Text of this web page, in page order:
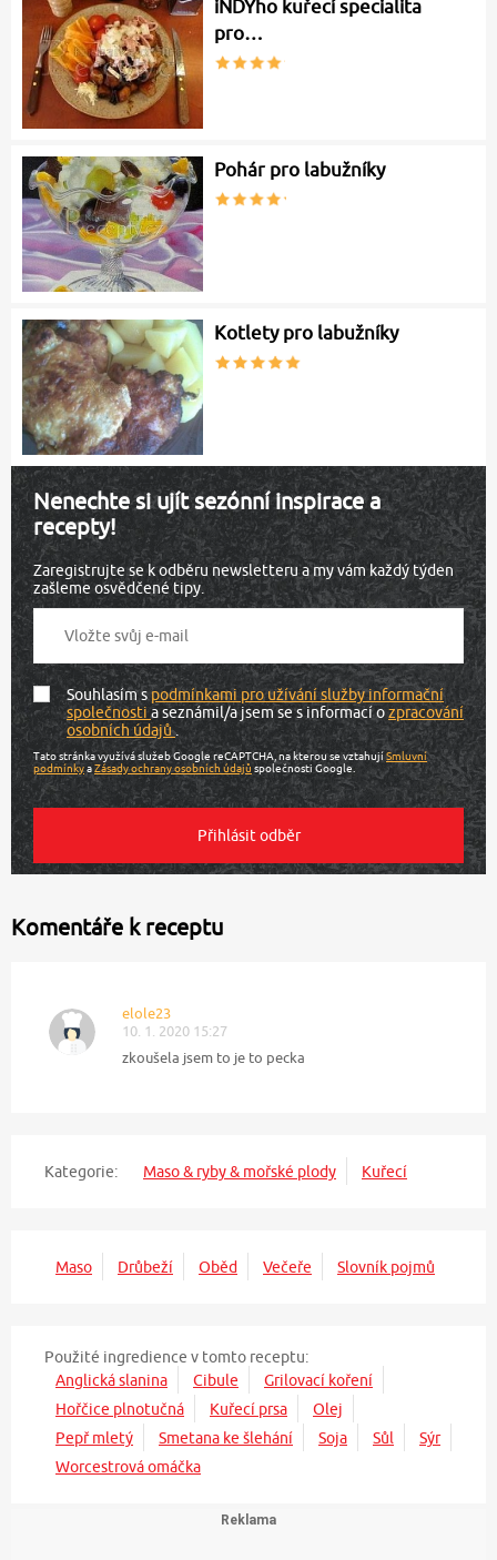
iNDYho kuřecí specialita
pro…
Pohár pro labužníky
Kotlety pro labužníky
Nenechte si ujít sezónní inspirace a
recepty!
Zaregistrujte se k odběru newsletteru a my vám každý týden
zašleme osvědčené tipy.
Souhlasím spodmínkami pro užívání služby informační
společnostia seznámil/a jsem se s informací ozpracování
osobních údajů.
Tato stránka využívá služeb Google reCAPTCHA, na kterou se vztahujíSmluvní
podmínkyaZásady ochrany osobních údajů společnosti Google.
Komentáře k receptu
elole23
10. 1. 2020 15:27
zkoušela jsem to je to pecka
Kategorie: Maso & ryby & mořské plody Kuřecí
Maso Drůbeží Oběd Večeře Slovník pojmů
Použité ingredience v tomto receptu:
Anglická slanina
Cibule
Grilovací koření
Hořčice plnotučná
Kuřecí prsa
Olej
Pepř mletý
Smetana ke šlehání Soja Sůl
Sýr
Worcestrová omáčka